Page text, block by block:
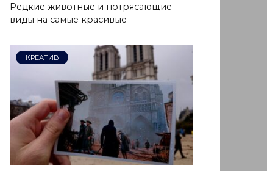
Редкие животные и потрясающие
виды на самые красивые
КРЕАТИВ